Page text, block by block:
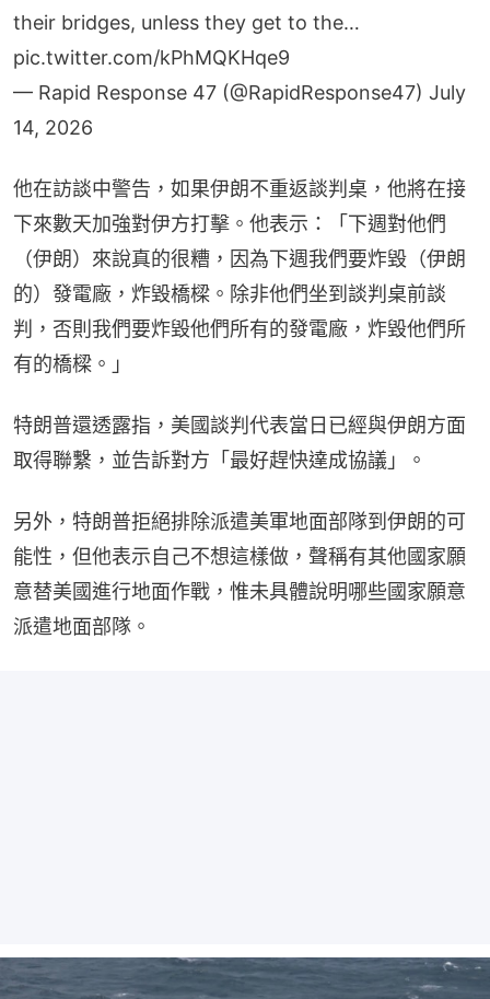
their bridges, unless they get to the…
pic.twitter.com/kPhMQKHqe9
— Rapid Response 47 (@RapidResponse47) July
14, 2026
他在訪談中警告，如果伊朗不重返談判桌，他將在接
下來數天加強對伊方打擊。他表示：「下週對他們
（伊朗）來說真的很糟，因為下週我們要炸毀（伊朗
的）發電廠，炸毀橋樑。除非他們坐到談判桌前談
判，否則我們要炸毀他們所有的發電廠，炸毀他們所
有的橋樑。」
特朗普還透露指，美國談判代表當日已經與伊朗方面
取得聯繫，並告訴對方「最好趕快達成協議」。
另外，特朗普拒絕排除派遣美軍地面部隊到伊朗的可
能性，但他表示自己不想這樣做，聲稱有其他國家願
意替美國進行地面作戰，惟未具體說明哪些國家願意
派遣地面部隊。